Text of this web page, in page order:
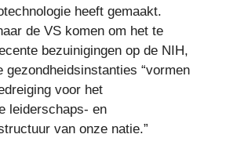
heeft gemaakt.
de VS komen om het te
bezuinigingen op de NIH,
gezondheidsinstanties “vormen
voor het
leiderschaps- en
van onze natie.”